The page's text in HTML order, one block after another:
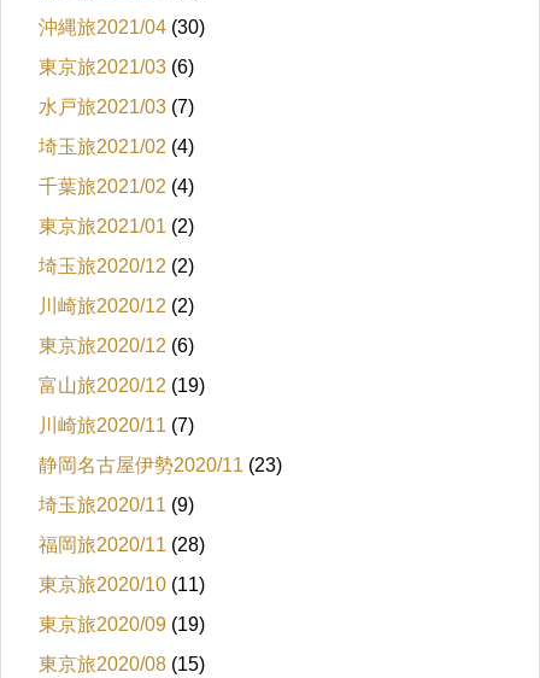
沖縄旅2021/04 (30)
東京旅2021/03 (6)
水戸旅2021/03 (7)
埼玉旅2021/02 (4)
千葉旅2021/02 (4)
東京旅2021/01 (2)
埼玉旅2020/12 (2)
川崎旅2020/12 (2)
東京旅2020/12 (6)
富山旅2020/12 (19)
川崎旅2020/11 (7)
静岡名古屋伊勢2020/11 (23)
埼玉旅2020/11 (9)
福岡旅2020/11 (28)
東京旅2020/10 (11)
東京旅2020/09 (19)
東京旅2020/08 (15)